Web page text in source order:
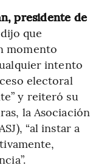
presidente de
dijo que
momento
intento
electoral
y reiteró su
la Asociación
“al instar a